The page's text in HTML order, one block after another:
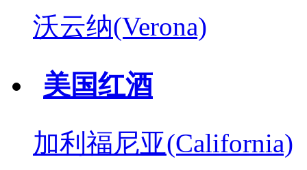
沃云纳(Verona)
美国红酒
加利福尼亚(California)